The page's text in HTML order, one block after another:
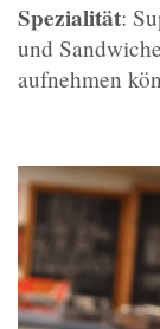
Spezialität:
und
aufnehmen